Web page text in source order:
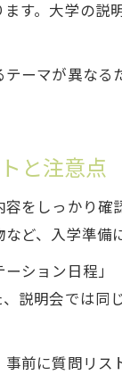
気をつけるべ
院入学説明会
院入学説明会
へつながる南
院入学説明会
院入学説明会
院入学説明会
院入学説明会
す。大学の
ーマが異な
と注意点
をしっかり
ど、入学準備
ション日程
説明会では
前に質問リ